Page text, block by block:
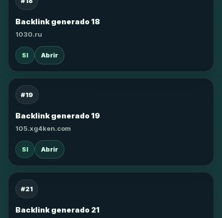
Backlink generado 18
1030.ru
SI Abrir
#19
Backlink generado 19
105.xg4ken.com
SI Abrir
#21
Backlink generado 21